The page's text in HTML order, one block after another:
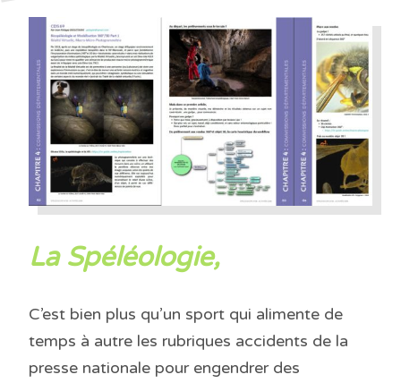
La Spéléologie,
C’est bien plus qu’un sport qui alimente de
temps à autre les rubriques accidents de la
presse nationale pour engendrer des